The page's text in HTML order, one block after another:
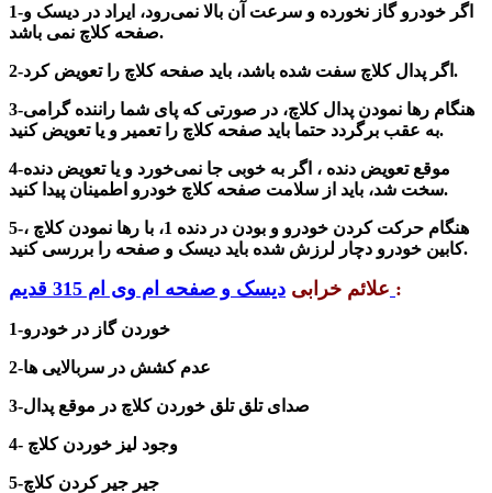
1-اگر خودرو گاز نخورده و سرعت آن بالا نمی‌رود، ایراد در دیسک و
صفحه کلاچ نمی باشد.
2-اگر پدال کلاچ سفت شده باشد، باید صفحه کلاچ را تعویض کرد.
3-هنگام رها نمودن پدال کلاچ، در صورتی که پای شما راننده گرامی
به عقب برگردد حتما باید صفحه کلاچ را تعمیر و یا تعویض کنید.
4-موقع تعویض دنده ، اگر به خوبی جا نمی‌خورد و یا تعویض دنده
سخت شد، باید از سلامت صفحه کلاچ خودرو اطمینان پیدا کنید.
5-هنگام حرکت کردن خودرو و بودن در دنده 1، با رها نمودن کلاچ ،
کابین خودرو دچار لرزش شده باید دیسک و صفحه را بررسی کنید.
علائم خرابی دیسک و صفحه ام وی ام 315 قدیم :
1-خوردن گاز در خودرو
2-عدم کشش در سربالایی ها
3-صدای تلق تلق خوردن کلاچ در موقع پدال
4- وجود لیز خوردن کلاچ
5-جیر جیر کردن کلاچ